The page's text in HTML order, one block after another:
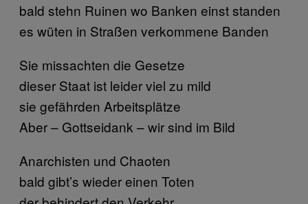
bald stehn Ruinen wo Banken einst standen
es wüten in Straßen verkommene Banden
Sie missachten die Gesetze
dieser Staat ist leider viel zu mild
sie gefährden Arbeitsplätze
Aber – Gottseidank – wir sind im Bild
Anarchisten und Chaoten
bald gibt’s wieder einen Toten